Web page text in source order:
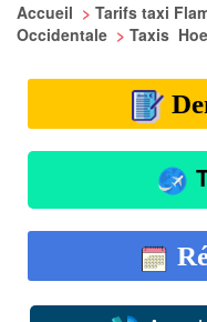
Accueil > Tarifs taxi
Occidentale > Taxis